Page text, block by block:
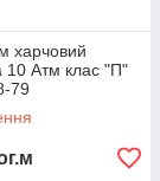
харчовий
10 Атм клас "П"
79